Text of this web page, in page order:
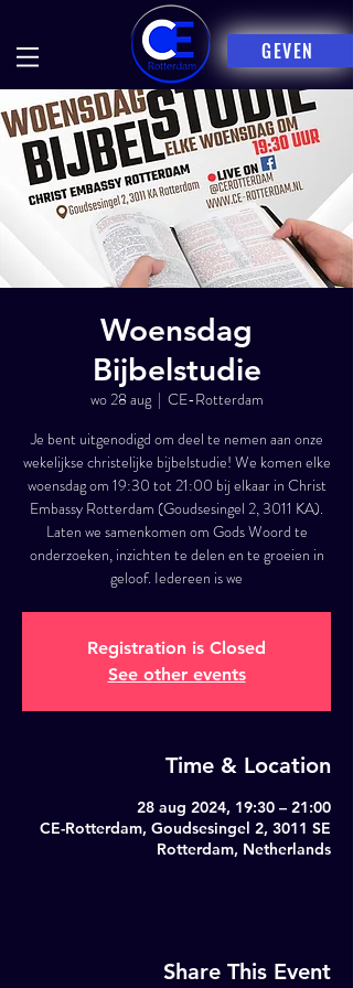
GEVEN
Woensdag
Bijbelstudie
wo 28 aug
  |
CE-Rotterdam
Je bent uitgenodigd om deel te nemen aan onze
wekelijkse christelijke bijbelstudie! We komen elke
woensdag om 19:30 tot 21:00 bij elkaar in Christ
Embassy Rotterdam (Goudsesingel 2, 3011 KA).
Laten we samenkomen om Gods Woord te
onderzoeken, inzichten te delen en te groeien in
geloof. Iedereen is we
Registration is Closed
See other events
Time & Location
28 aug 2024, 19:30 – 21:00
CE-Rotterdam, Goudsesingel 2, 3011 SE
Rotterdam, Netherlands
Share This Event